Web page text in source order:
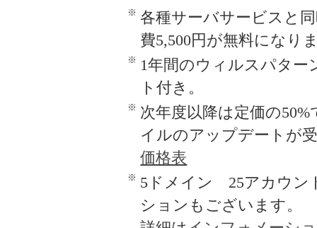
※ 各種サーバサービスと
費5,500円が無料になり
※
1年間のウィルスパタ
ト付き。
※ 次年度以降は定価の
イルのアップデートが
価格表
※ 5ドメイン 25アカウン
ションもございます。